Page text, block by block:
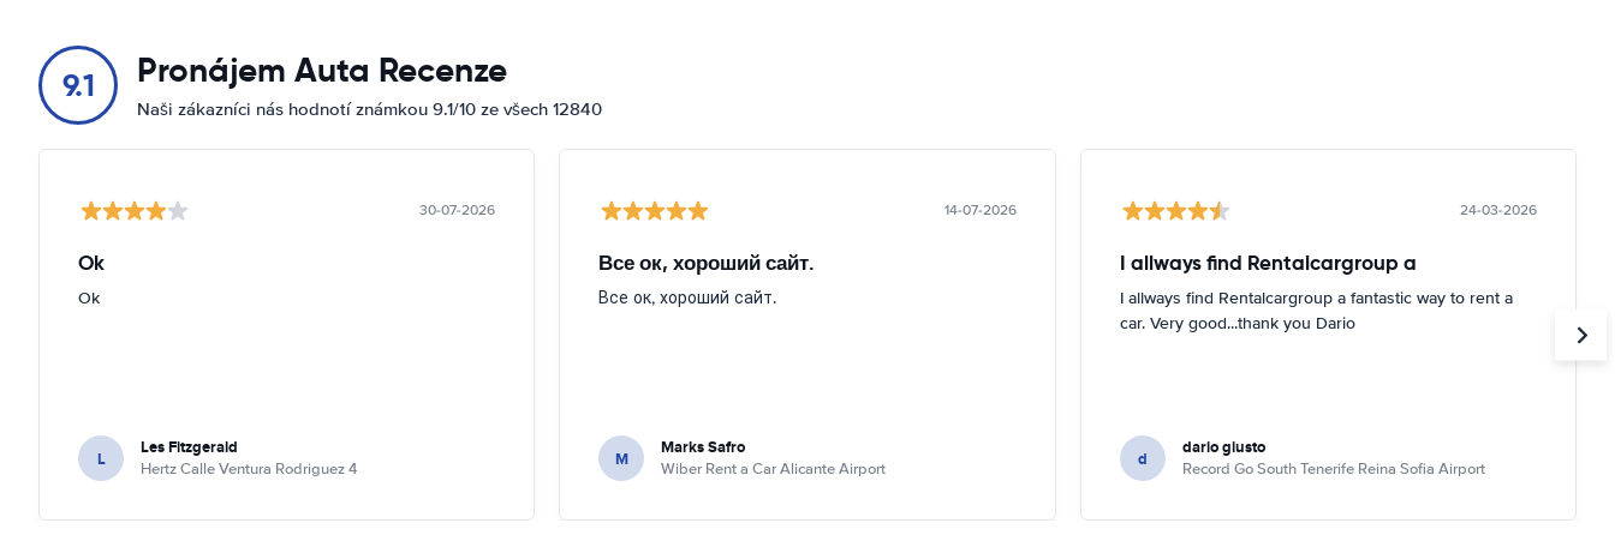
9.1 Pronájem Auta Recenze
Naši zákazníci nás hodnotí známkou 9.1/10 ze všech 12840
30-07-2026
Ok
Ok
L Les Fitzgerald
Hertz Calle Ventura Rodriguez 4
14-07-2026
Все ок, хороший сайт.
Все ок, хороший сайт.
M Marks Safro
Wiber Rent a Car Alicante Airport
24-03-2026
I allways find Rentalcargroup a
I allways find Rentalcargroup a fantastic way to rent a
car. Very good...thank you Dario
d dario giusto
Record Go South Tenerife Reina Sofia Airport